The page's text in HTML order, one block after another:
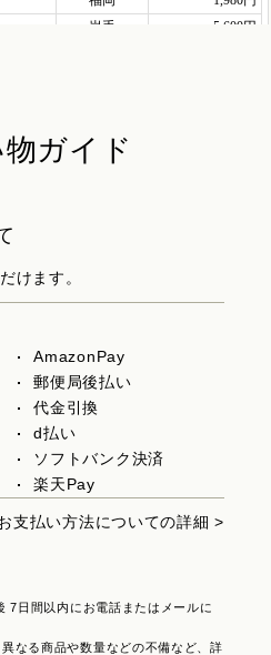
ガイド
けます。
AmazonPay
郵便局後払い
代金引換
d払い
ソフトバンク決済
楽天Pay
支払い方法についての詳細 >
7日間以内にお電話またはメールに
なる商品や数量などの不備など、詳